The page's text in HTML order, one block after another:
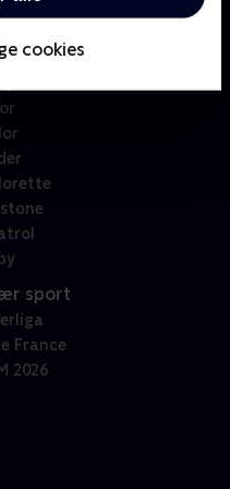
cookies
sport
France
2026